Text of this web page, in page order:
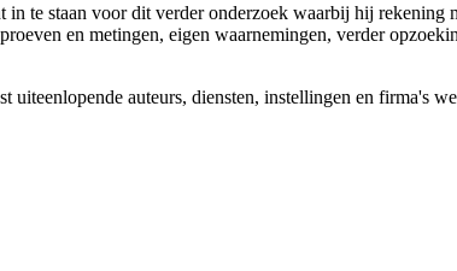
te staan voor dit verder onderzoek waarbij hij rekening
en metingen, eigen waarnemingen, verder
auteurs, diensten, instellingen en firma's